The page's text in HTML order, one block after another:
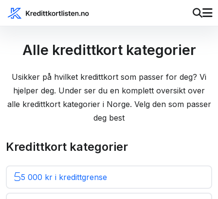
Alle kredittkort kategorier
Usikker på hvilket kredittkort som passer for deg? Vi
hjelper deg. Under ser du en komplett oversikt over
alle kredittkort kategorier i Norge. Velg den som passer
deg best
Kredittkort kategorier
5 000 kr i kredittgrense